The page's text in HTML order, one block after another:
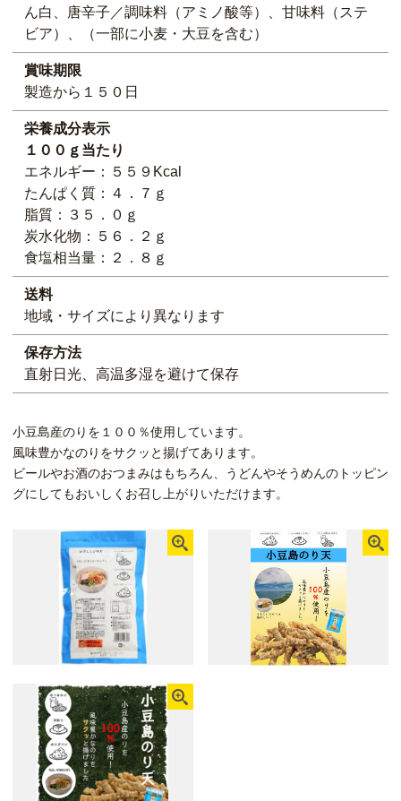
ん白、唐辛子／調味料（アミノ酸等）、甘味料（ステ
ビア）、（一部に小麦・大豆を含む）
賞味期限
製造から１５０日
栄養成分表示
１００ｇ当たり
エネルギー：５５９Kcal
たんぱく質：４．７ｇ
脂質：３５．０ｇ
炭水化物：５６．２ｇ
食塩相当量：２．８ｇ
送料
地域・サイズにより異なります
保存方法
直射日光、高温多湿を避けて保存
小豆島産のりを１００％使用しています。
風味豊かなのりをサクッと揚げてあります。
ビールやお酒のおつまみはもちろん、うどんやそうめんのトッピン
グにしてもおいしくお召し上がりいただけます。